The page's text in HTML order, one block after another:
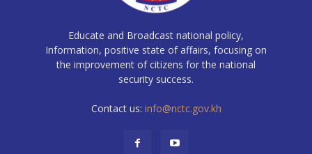
Educate and Broadcast national policy,
Information, positive state of affairs, focusing on
the improvement of citizens for the national
security success.
Contact us: info@nctc.gov.kh